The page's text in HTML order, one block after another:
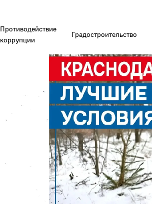
Противодействие
коррупции
Градостроительство